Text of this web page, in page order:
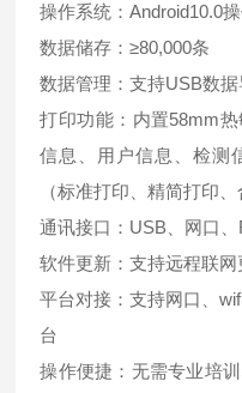
操作系统：Android10.0
数据储存：≥80,000条
数据管理：支持USB数据
打印功能：内置58mm
信息、用户信息、检测
（标准打印、精简打印、
通讯接口：USB、网口
软件更新：支持远程联网
平台对接：支持网口、
台
操作便捷：无需专业培